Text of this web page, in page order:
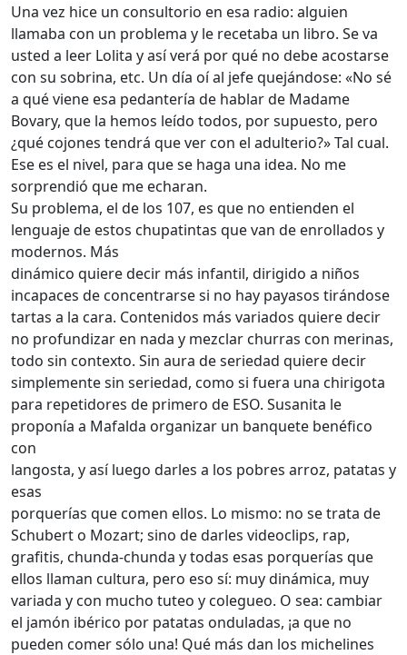
Una vez hice un consultorio en esa radio: alguien
llamaba con un problema y le recetaba un libro. Se va
usted a leer Lolita y así verá por qué no debe acostarse
con su sobrina, etc. Un día oí al jefe quejándose: «No sé
a qué viene esa pedantería de hablar de Madame
Bovary, que la hemos leído todos, por supuesto, pero
¿qué cojones tendrá que ver con el adulterio?» Tal cual.
Ese es el nivel, para que se haga una idea. No me
sorprendió que me echaran.
Su problema, el de los 107, es que no entienden el
lenguaje de estos chupatintas que van de enrollados y
modernos. Más
dinámico quiere decir más infantil, dirigido a niños
incapaces de concentrarse si no hay payasos tirándose
tartas a la cara. Contenidos más variados quiere decir
no profundizar en nada y mezclar churras con merinas,
todo sin contexto. Sin aura de seriedad quiere decir
simplemente sin seriedad, como si fuera una chirigota
para repetidores de primero de ESO. Susanita le
proponía a Mafalda organizar un banquete benéfico
con
langosta, y así luego darles a los pobres arroz, patatas y
esas
porquerías que comen ellos. Lo mismo: no se trata de
Schubert o Mozart; sino de darles videoclips, rap,
grafitis, chunda-chunda y todas esas porquerías que
ellos llaman cultura, pero eso sí: muy dinámica, muy
variada y con mucho tuteo y colegueo. O sea: cambiar
el jamón ibérico por patatas onduladas, ¡a que no
pueden comer sólo una! Qué más dan los michelines